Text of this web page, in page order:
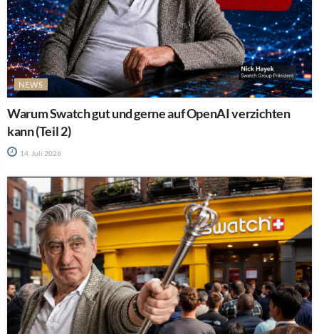
NEWS
Warum Swatch gut und gerne auf OpenAI verzichten
kann (Teil 2)
14. Juli 2026